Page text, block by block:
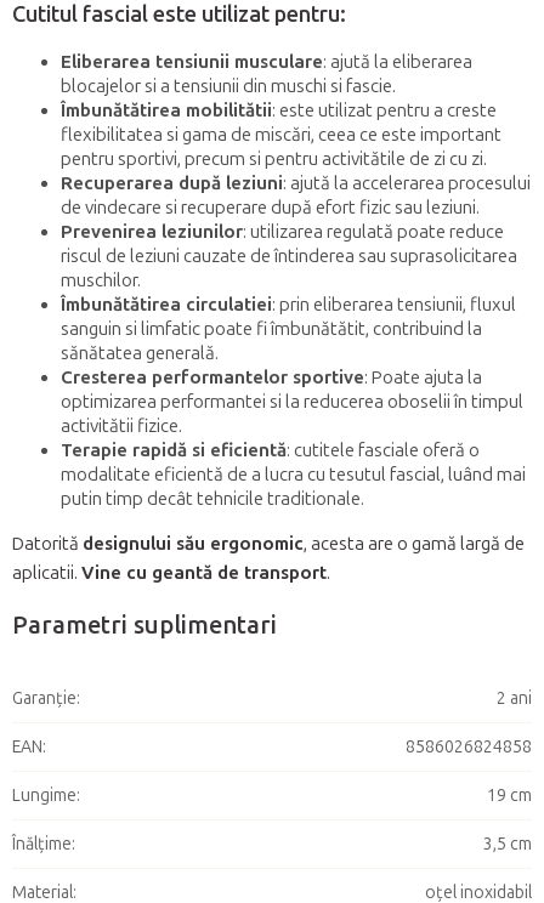
Cutitul fascial este utilizat pentru:
Eliberarea tensiunii musculare: ajută la eliberarea
blocajelor si a tensiunii din muschi si fascie.
Îmbunătătirea mobilitătii: este utilizat pentru a creste
flexibilitatea si gama de miscări, ceea ce este important
pentru sportivi, precum si pentru activitătile de zi cu zi.
Recuperarea după leziuni: ajută la accelerarea procesului
de vindecare si recuperare după efort fizic sau leziuni.
Prevenirea leziunilor: utilizarea regulată poate reduce
riscul de leziuni cauzate de întinderea sau suprasolicitarea
muschilor.
Îmbunătătirea circulatiei: prin eliberarea tensiunii, fluxul
sanguin si limfatic poate fi îmbunătătit, contribuind la
sănătatea generală.
Cresterea performantelor sportive: Poate ajuta la
optimizarea performantei si la reducerea oboselii în timpul
activitătii fizice.
Terapie rapidă si eficientă: cutitele fasciale oferă o
modalitate eficientă de a lucra cu tesutul fascial, luând mai
putin timp decât tehnicile traditionale.
Datorită designului său ergonomic, acesta are o gamă largă de
aplicatii. Vine cu geantă de transport.
Parametri suplimentari
Garanţie: 2 ani
EAN: 8586026824858
Lungime: 19 cm
Înălţime: 3,5 cm
Material: oțel inoxidabil